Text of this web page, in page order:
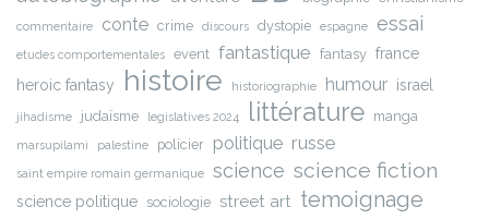
commentaire conte crime discours dystopie espagne essai
etudes comportementales event fantastique fantasy france
heroic fantasy
histoire historiographie humour israel
jihadisme judaïsme legislatives 2024 littérature manga
marsupilami palestine policier politique russe
saint empire romain germanique science science fiction
science politique sociologie street art temoignage